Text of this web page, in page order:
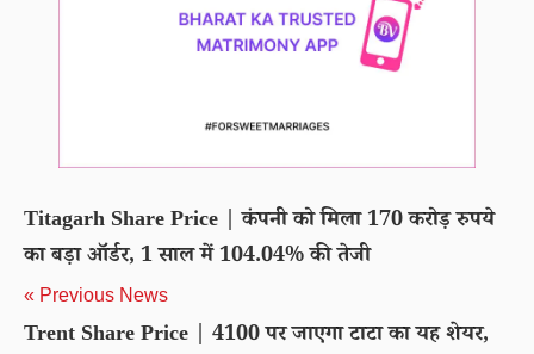
Titagarh Share Price | कंपनी को मिला 170 करोड़ रुपये
का बड़ा ऑर्डर, 1 साल में 104.04% की तेजी
« Previous News
Trent Share Price | 4100 पर जाएगा टाटा का यह शेयर,